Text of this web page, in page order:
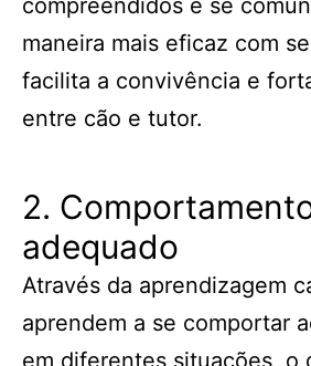
compreendidos e se
maneira mais eficaz com
facilita a convivência e
entre cão e tutor.
2.
adequado
Através da aprendizagem
aprendem a se comportar
em diferentes situações, o